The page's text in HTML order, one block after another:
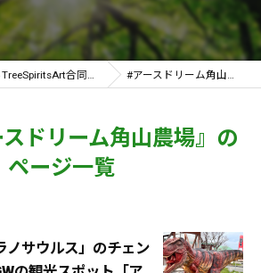
鹿児島のアートならTreeSpiritsArt合同会社 #アースドリーム角山農場
ドリーム角山農場』の
ページ一覧
ノサウルス」のチェン